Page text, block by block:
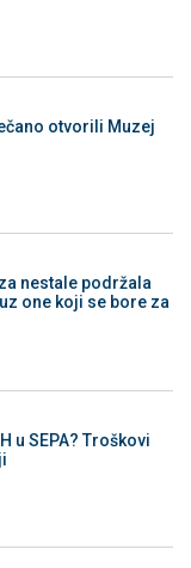
otvorili Muzej
nestale podržala
one koji se bore za
u SEPA? Troškovi